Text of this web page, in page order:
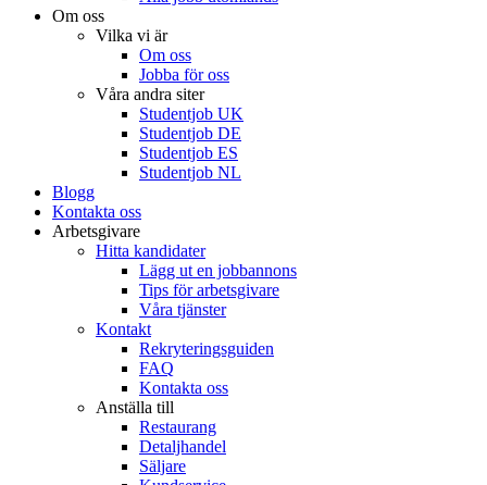
Om oss
Vilka vi är
Om oss
Jobba för oss
Våra andra siter
Studentjob UK
Studentjob DE
Studentjob ES
Studentjob NL
Blogg
Kontakta oss
Arbetsgivare
Hitta kandidater
Lägg ut en jobbannons
Tips för arbetsgivare
Våra tjänster
Kontakt
Rekryteringsguiden
FAQ
Kontakta oss
Anställa till
Restaurang
Detaljhandel
Säljare